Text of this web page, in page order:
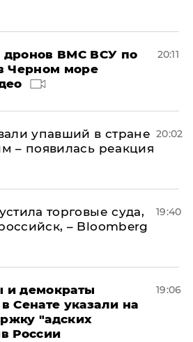
дронов ВМС ВСУ по
Черном море
20:11
упавший в стране
– появилась реакция
20:02
торговые суда,
– Bloomberg
19:40
и демократы
Сенате указали на
"адских
России
19:06